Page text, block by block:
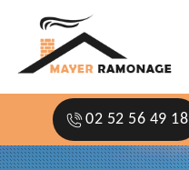
02 52 56 49 18